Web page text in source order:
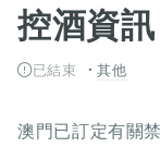
控酒資
已結束 其他
澳門已訂定有關